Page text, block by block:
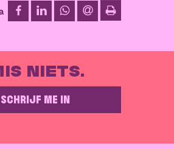
op Facebookop LinkedInop WhatsApp
via e-mail
NIETS.
VELD LEEG TE LATEN
SCHRIJF ME IN